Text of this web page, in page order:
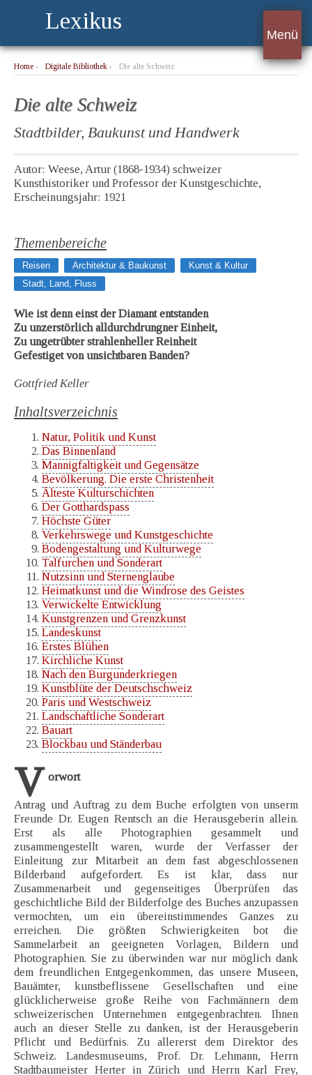
Lexikus
Menü
Home › Digitale Bibliothek › Die alte Schweiz
Die alte Schweiz
Stadtbilder, Baukunst und Handwerk
Autor: Weese, Artur (1868-1934) schweizer
Kunsthistoriker und Professor der Kunstgeschichte,
Erscheinungsjahr: 1921
Themenbereiche
Reisen Architektur & Baukunst
Kunst & Kultur
Stadt, Land, Fluss
Wie ist denn einst der Diamant entstanden
Zu unzerstörlich alldurchdrungner Einheit,
Zu ungetrübter strahlenheller Reinheit
Gefestiget von unsichtbaren Banden?
Gottfried Keller
Inhaltsverzeichnis
Natur, Politik und Kunst
Das Binnenland
Mannigfaltigkeit und Gegensätze
Bevölkerung. Die erste Christenheit
Älteste Kulturschichten
Der Gotthardspass
Höchste Güter
Verkehrswege und Kunstgeschichte
Bodengestaltung und Kulturwege
Talfurchen und Sonderart
Nutzsinn und Sternenglaube
Heimatkunst und die Windrose des Geistes
Verwickelte Entwicklung
Kunstgrenzen und Grenzkunst
Landeskunst
Erstes Blühen
Kirchliche Kunst
Nach den Burgunderkriegen
Kunstblüte der Deutschschweiz
Paris und Westschweiz
Landschaftliche Sonderart
Bauart
Blockbau und Ständerbau
V orwort
Antrag und Auftrag zu dem Buche erfolgten von unserm
Freunde Dr. Eugen Rentsch an die Herausgeberin allein.
Erst als alle Photographien gesammelt und
zusammengestellt waren, wurde der Verfasser der
Einleitung zur Mitarbeit an dem fast abgeschlossenen
Bilderband aufgefordert. Es ist klar, dass nur
Zusammenarbeit und gegenseitiges Überprüfen das
geschichtliche Bild der Bilderfolge des Buches anzupassen
vermochten, um ein übereinstimmendes Ganzes zu
erreichen. Die größten Schwierigkeiten bot die
Sammelarbeit an geeigneten Vorlagen, Bildern und
Photographien. Sie zu überwinden war nur möglich dank
dem freundlichen Entgegenkommen, das unsere Museen,
Bauämter, kunstbeflissene Gesellschaften und eine
glücklicherweise große Reihe von Fachmännern dem
schweizerischen Unternehmen entgegenbrachten. Ihnen
auch an dieser Stelle zu danken, ist der Herausgeberin
Pflicht und Bedürfnis. Zu allererst dem Direktor des
Schweiz. Landesmuseums, Prof. Dr. Lehmann, Herrn
Stadtbaumeister Herter in Zürich und Herrn Karl Frey,